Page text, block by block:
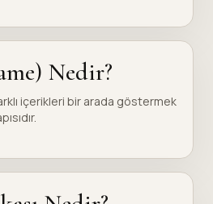
Nedir?
içerikleri bir arada göstermek